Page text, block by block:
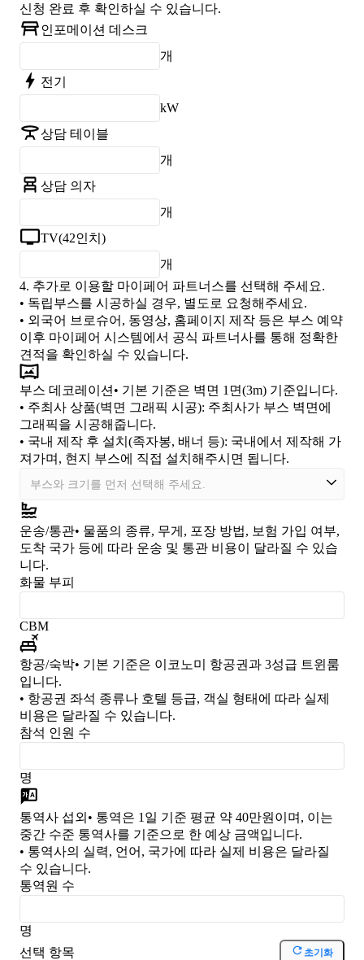
신청 완료 후 확인하실 수 있습니다.
인포메이션 데스크
개
전기
kW
상담 테이블
개
상담 의자
개
TV(42인치)
개
4. 추가로 이용할 마이페어 파트너스를 선택해 주세요.
• 독립부스를 시공하실 경우, 별도로 요청해주세요.
• 외국어 브로슈어, 동영상, 홈페이지 제작 등은 부스 예약
이후 마이페어 시스템에서 공식 파트너사를 통해 정확한
견적을 확인하실 수 있습니다.
부스 데코레이션 • 기본 기준은 벽면 1면(3m) 기준입니다.
• 주최사 상품(벽면 그래픽 시공): 주최사가 부스 벽면에
그래픽을 시공해줍니다.
• 국내 제작 후 설치(족자봉, 배너 등): 국내에서 제작해 가
져가며, 현지 부스에 직접 설치해주시면 됩니다.
운송/통관• 물품의 종류, 무게, 포장 방법, 보험 가입 여부,
도착 국가 등에 따라 운송 및 통관 비용이 달라질 수 있습
니다.
화물 부피
CBM
항공/숙박• 기본 기준은 이코노미 항공권과 3성급 트윈룸
입니다.
• 항공권 좌석 종류나 호텔 등급, 객실 형태에 따라 실제
비용은 달라질 수 있습니다.
참석 인원 수
명
통역사 섭외 • 통역은 1일 기준 평균 약 40만원이며, 이는
중간 수준 통역사를 기준으로 한 예상 금액입니다.
• 통역사의 실력, 언어, 국가에 따라 실제 비용은 달라질
수 있습니다.
통역원 수
명
선택 항목
초기화